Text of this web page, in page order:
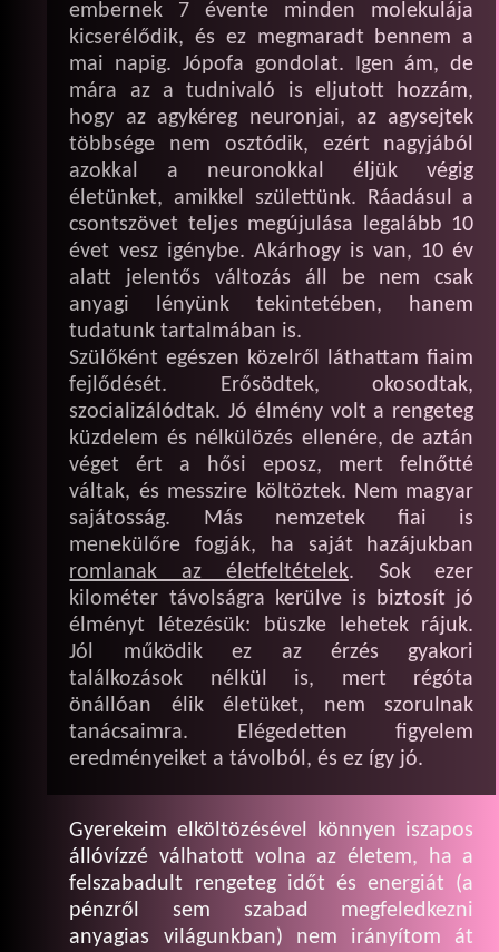
embernek 7 évente minden molekulája
kicserélődik, és ez megmaradt bennem a
mai napig. Jópofa gondolat. Igen ám, de
mára az a tudnivaló is eljutott hozzám,
hogy az agykéreg neuronjai, az agysejtek
többsége nem osztódik, ezért nagyjából
azokkal a neuronokkal éljük végig
életünket, amikkel születtünk. Ráadásul a
csontszövet teljes megújulása legalább 10
évet vesz igénybe. Akárhogy is van, 10 év
alatt jelentős változás áll be nem csak
anyagi lényünk tekintetében, hanem
tudatunk tartalmában is.
Szülőként egészen közelről láthattam fiaim
fejlődését. Erősödtek, okosodtak,
szocializálódtak. Jó élmény volt a rengeteg
küzdelem és nélkülözés ellenére, de aztán
véget ért a hősi eposz, mert felnőtté
váltak, és messzire költöztek. Nem magyar
sajátosság. Más nemzetek fiai is
menekülőre fogják, ha saját hazájukban
romlanak az életfeltételek. Sok ezer
kilométer távolságra kerülve is biztosít jó
élményt létezésük: büszke lehetek rájuk.
Jól működik ez az érzés gyakori
találkozások nélkül is, mert régóta
önállóan élik életüket, nem szorulnak
tanácsaimra. Elégedetten figyelem
eredményeiket a távolból, és ez így jó.
Gyerekeim elköltözésével könnyen iszapos
állóvízzé válhatott volna az életem, ha a
felszabadult rengeteg időt és energiát (a
pénzről sem szabad megfeledkezni
anyagias világunkban) nem irányítom át